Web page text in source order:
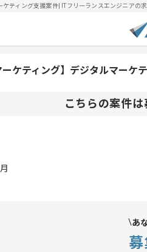
ケティング支援案件| ITフリーランスエンジニア
ーケティング】デジタルマーケ
こちらの案件
あ